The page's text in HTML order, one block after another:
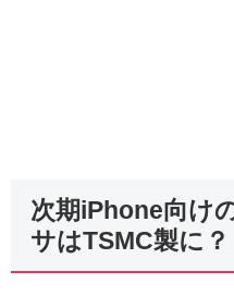
次期iPhone向け
サはTSMC製に？